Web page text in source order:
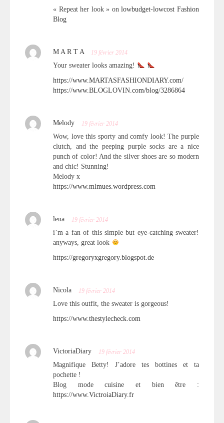
« Repeat her look » onlowbudget-lowcost Fashion
Blog
M A R T A 19 février 2014
Your sweater looks amazing!
https://www.MARTASFASHIONDIARY.com/
https://www.BLOGLOVIN.com/blog/3286864
Melody 19 février 2014
Wow, love this sporty and comfy look! The purple
clutch, and the peeping purple socks are a nice
punch of color! And the silver shoes are so modern
and chic! Stunning!
Melody x
https://www.mlmues.wordpress.com
lena 19 février 2014
i’m a fan of this simple but eye-catching sweater!
anyways, great look
https://gregoryxgregory.blogspot.de
Nicola 19 février 2014
Love this outfit, the sweater is gorgeous!
https://www.thestylecheck.com
VictoriaDiary 19 février 2014
Magnifique Betty! J’adore tes bottines et ta
pochette !
Blog mode cuisine et bien être :
https://www.VictroiaDiary.fr